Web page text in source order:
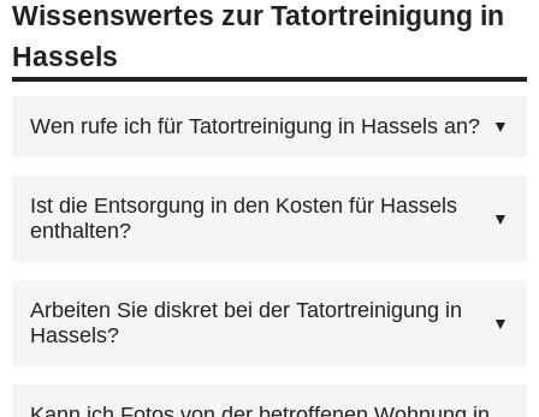
Wissenswertes zur Tatortreinigung in
Hassels
Wen rufe ich für Tatortreinigung in Hassels an?
Sie erreichen uns jederzeit unter0800 6003005
(gebührenfrei). Nach einem kurzen Erstgespräch
Kostenvoranschlag für Hassels. Auf Wunsch
nutzen Sie auch unser
Ist die Entsorgung in den Kosten für Hassels
enthalten?
Je nach Kontamination können Teppiche,
Matratzen, Polstermöbel, Vorhänge, Tapeten und
Hassels, welche Materialien entsorgt und welche
Arbeiten Sie diskret bei der Tatortreinigung in
Hassels?
Wir legen großen Wert darauf, dass unser